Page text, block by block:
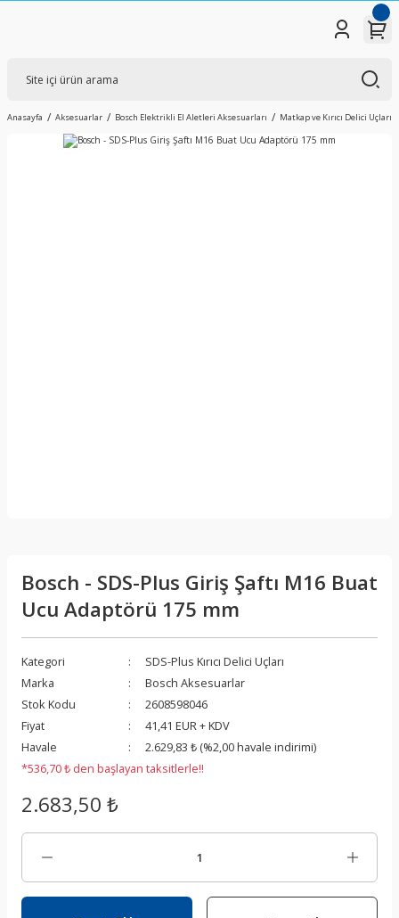
Anasayfa Aksesuarlar Bosch Elektrikli El Aletleri Aksesuarları Matkap ve Kırıcı Delici Uçları
Bosch - SDS-Plus Giriş Şaftı M16 Buat
Ucu Adaptörü 175 mm
Kategori
SDS-Plus Kırıcı Delici Uçları
Marka
Bosch Aksesuarlar
Stok Kodu
2608598046
Fiyat
41,41 EUR + KDV
Havale
2.629,83 ₺ (%2,00 havale indirimi)
*536,70 ₺ den başlayan taksitlerle!!
2.683,50 ₺